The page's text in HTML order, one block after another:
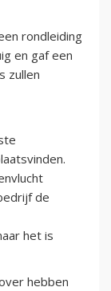
rondleiding
en gaf een
zullen
de
het is
hebben